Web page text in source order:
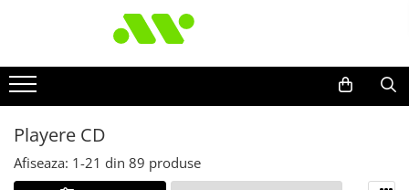
Playere CD
Afiseaza: 1-21 din 89 produse